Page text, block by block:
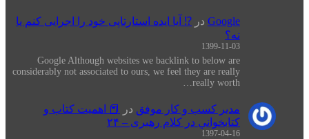
Google در ⁉️ آیا ایده استارتاپی خود را اجرایی کنم یا
نه؟
1399-11-03
Google Although websites we backlink to below are
considerably not associated to ours, we feel they are really
really worth…
مدیر کسب و کار موفق در
📕 اهميت كتاب و
كتابخواني در كلام رهبری – ۲۴
1397-04-16